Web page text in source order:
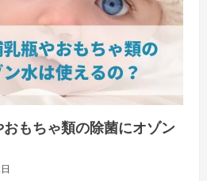
もちゃ類の除菌にオゾン